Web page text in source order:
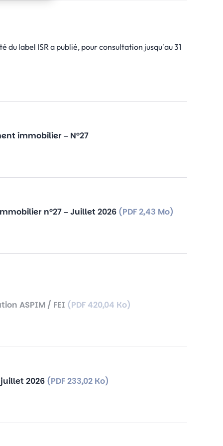
du label ISR a publié, pour consultation jusqu’au 31
immobilier – N°27
n°27 – Juillet 2026 (PDF 2,43 Mo)
ASPIM / FEI (PDF 420,04 Ko)
2026 (PDF 233,02 Ko)